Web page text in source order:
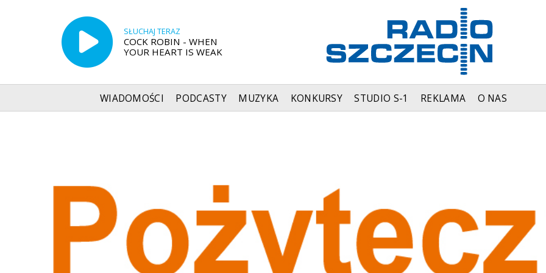
SŁUCHAJ TERAZ
COCK ROBIN - WHEN
YOUR HEART IS WEAK
WIADOMOŚCI PODCASTY MUZYKA KONKURSY STUDIO S-1 REKLAMA O NAS